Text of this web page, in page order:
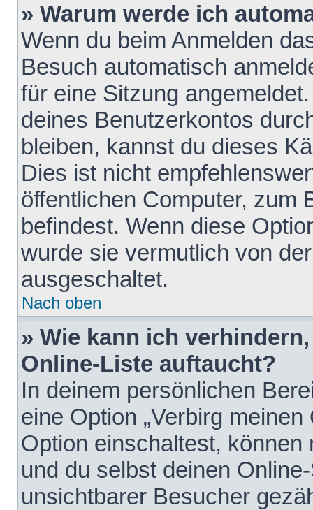
» Warum werde ich
Wenn du beim Anmelden
Besuch automatisch
für eine Sitzung
deines Benutzerkontos
bleiben, kannst du dieses
Dies ist nicht
öffentlichen Computer, zum
befindest. Wenn diese
wurde sie vermutlich von
ausgeschaltet.
Nach oben
» Wie kann ich
Online-Liste auftaucht?
In deinem persönlichen
eine Option „Verbirg
Option einschaltest,
und du selbst deinen
unsichtbarer Besucher